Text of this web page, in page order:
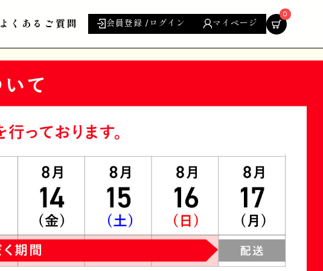
よくあるご質問 会員登録 /ログイン マイページ
0